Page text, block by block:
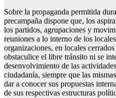
Sobre la propaganda permitida
precampaña dispone que, los
los partidos, agrupaciones y
reuniones a lo interno de los
organizaciones, en locales
obstaculice el libre tránsito ni se
desenvolvimiento de las
ciudadanía, siempre que las
dar a conocer sus propuestas
de sus respectivas estructuras